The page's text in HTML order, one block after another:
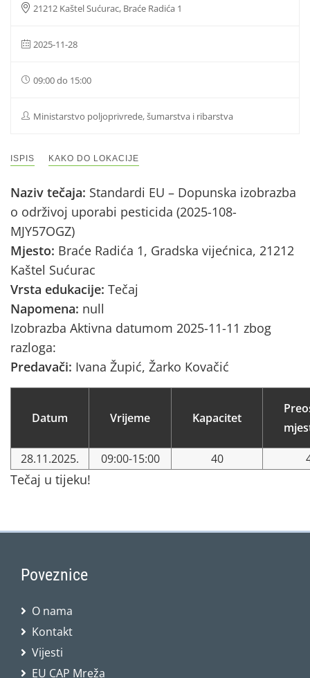
21212 Kaštel Sućurac, Braće Radića 1
2025-11-28
09:00 do 15:00
Ministarstvo poljoprivrede, šumarstva i ribarstva
ISPIS KAKO DO LOKACIJE
Naziv tečaja: Standardi EU – Dopunska izobrazba
o održivoj uporabi pesticida (2025-108-
MJY57OGZ)
Mjesto: Braće Radića 1, Gradska vijećnica, 21212
Kaštel Sućurac
Vrsta edukacije: Tečaj
Napomena: null
Izobrazba Aktivna datumom 2025-11-11 zbog
razloga:
Predavači: Ivana Župić, Žarko Kovačić
Datum Vrijeme Kapacitet
28.11.2025. 09:00-15:00 40
Tečaj u tijeku!
Poveznice
O nama
Kontakt
Vijesti
EU CAP Mreža